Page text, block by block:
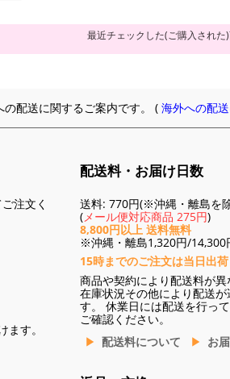
最近チェックした(ご購入された)
の配送に関するご案内です。 (海外への配
注文く
す。
配送料・お届け日数
送料: 770円(※沖縄・離島を
(メール便対応商品 275円)
8,800円以上 送料無料
※沖縄・離島1,320円/14,300
15時までのご注文は当日出荷
商品や契約により配送料が異
在庫状況その他により配送が
す。 休業日には配送を行っ
ご確認ください。
配送料について
お